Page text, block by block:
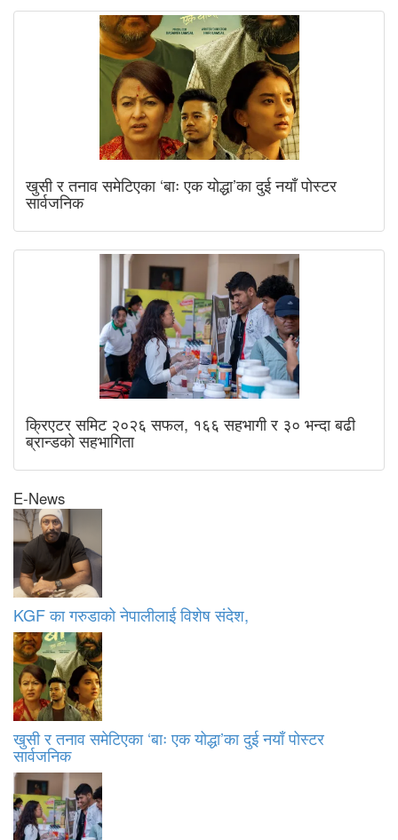
खुसी र तनाव समेटिएका ‘बाः एक योद्धा’का दुई नयाँ पोस्टर
सार्वजनिक
क्रिएटर समिट २०२६ सफल, १६६ सहभागी र ३० भन्दा बढी
ब्रान्डको सहभागिता
E-News
KGF का गरुडाको नेपालीलाई विशेष संदेश,
खुसी र तनाव समेटिएका ‘बाः एक योद्धा’का दुई नयाँ पोस्टर
सार्वजनिक